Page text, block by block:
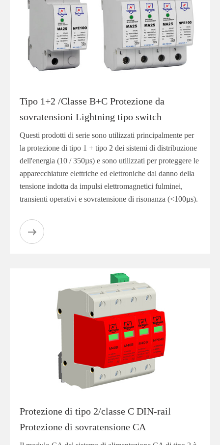
Tipo 1+2 /Classe B+C Protezione da
sovratensioni Lightning tipo switch
Questi prodotti di serie sono utilizzati principalmente per
la protezione di tipo 1 + tipo 2 dei sistemi di distribuzione
dell'energia (10 / 350µs) e sono utilizzati per proteggere le
apparecchiature elettriche ed elettroniche dal danno della
tensione indotta da impulsi elettromagnetici fulminei,
transienti operativi e sovratensione di risonanza (<100µs).
Protezione di tipo 2/classe C DIN-rail
Protezione di sovratensione CA